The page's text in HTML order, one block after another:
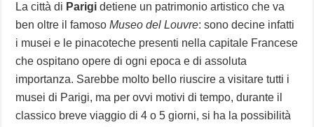
La città di Parigi detiene un patrimonio artistico che va
ben oltre il famosoMuseo del Louvre: sono decine infatti
i musei e le pinacoteche presenti nella capitale Francese
che ospitano opere di ogni epoca e di assoluta
importanza. Sarebbe molto bello riuscire a visitare tutti i
musei di Parigi, ma per ovvi motivi di tempo, durante il
classico breve viaggio di 4 o 5 giorni, si ha la possibilità